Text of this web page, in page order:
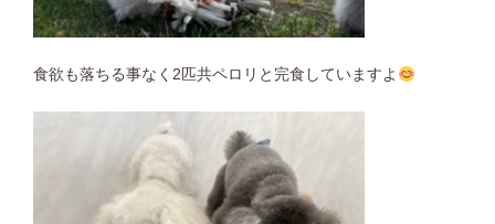
食欲も落ちる事なく2匹共ペロリと完食していますよ